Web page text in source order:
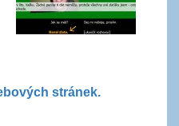
stránek.